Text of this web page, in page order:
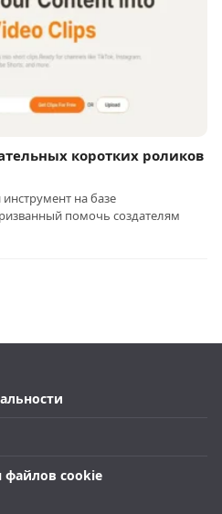
коротких роликов
на базе
помочь создателям
файлов cookie